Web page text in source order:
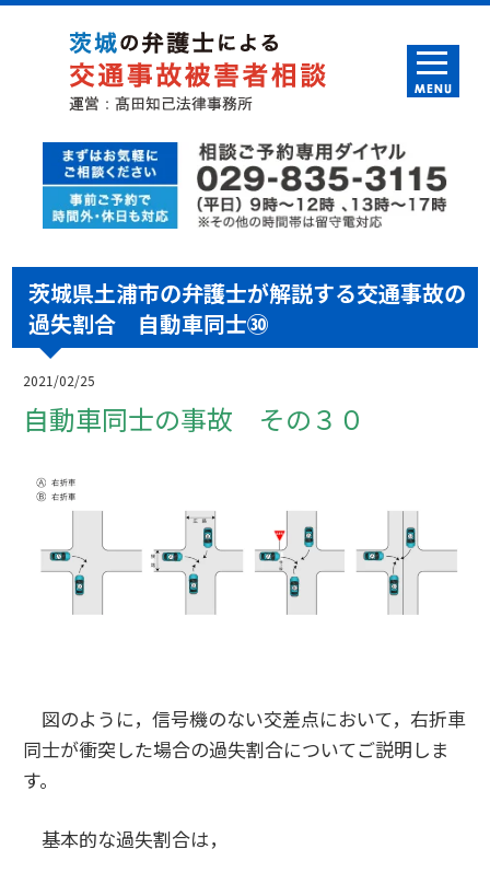
茨城県土浦市の弁護士が解説する交通事故の
過失割合 自動車同士㉚
2021/02/25
自動車同士の事故 その３０
図のように，信号機のない交差点において，右折車
同士が衝突した場合の過失割合についてご説明しま
す。
基本的な過失割合は，